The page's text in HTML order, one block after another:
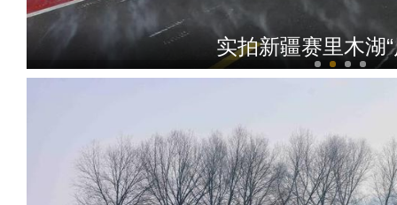
实拍新疆赛里木湖